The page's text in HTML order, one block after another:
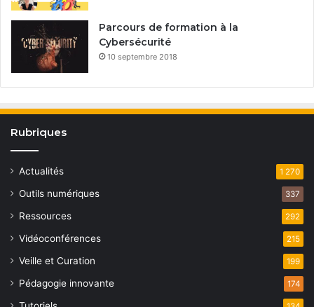
Parcours de formation à la
Cybersécurité
10 septembre 2018
Rubriques
Actualités 1 270
Outils numériques 337
Ressources 292
Vidéoconférences 215
Veille et Curation 199
Pédagogie innovante 174